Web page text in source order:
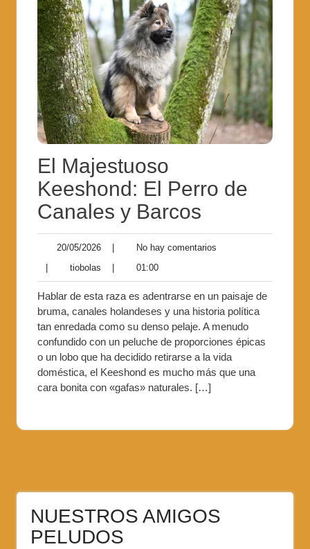
El Majestuoso
Keeshond: El Perro de
Canales y Barcos
20/05/2026 |
No hay comentarios
|
tiobolas | 01:00
Hablar de esta raza es adentrarse en un paisaje de
bruma, canales holandeses y una historia política
tan enredada como su denso pelaje. A menudo
confundido con un peluche de proporciones épicas
o un lobo que ha decidido retirarse a la vida
doméstica, el Keeshond es mucho más que una
cara bonita con «gafas» naturales. […]
NUESTROS AMIGOS
PELUDOS